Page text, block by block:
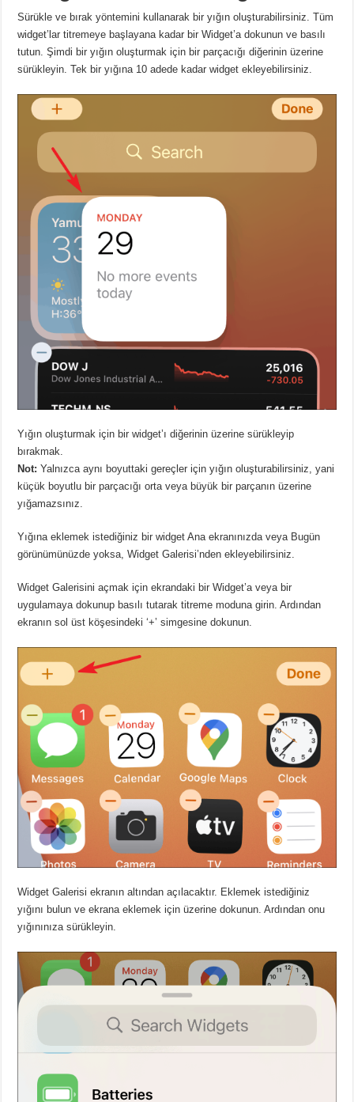
Sürükle ve bırak yöntemini kullanarak bir yığın oluşturabilirsiniz. Tüm
widget’lar titremeye başlayana kadar bir Widget’a dokunun ve basılı
tutun. Şimdi bir yığın oluşturmak için bir parçacığı diğerinin üzerine
sürükleyin. Tek bir yığına 10 adede kadar widget ekleyebilirsiniz.
Yığın oluşturmak için bir widget’ı diğerinin üzerine sürükleyip
bırakmak.
Not: Yalnızca aynı boyuttaki gereçler için yığın oluşturabilirsiniz, yani
küçük boyutlu bir parçacığı orta veya büyük bir parçanın üzerine
yığamazsınız.
Yığına eklemek istediğiniz bir widget Ana ekranınızda veya Bugün
görünümünüzde yoksa, Widget Galerisi’nden ekleyebilirsiniz.
Widget Galerisini açmak için ekrandaki bir Widget’a veya bir
uygulamaya dokunup basılı tutarak titreme moduna girin. Ardından
ekranın sol üst köşesindeki ‘+’ simgesine dokunun.
Widget Galerisi ekranın altından açılacaktır. Eklemek istediğiniz
yığını bulun ve ekrana eklemek için üzerine dokunun. Ardından onu
yığınınıza sürükleyin.